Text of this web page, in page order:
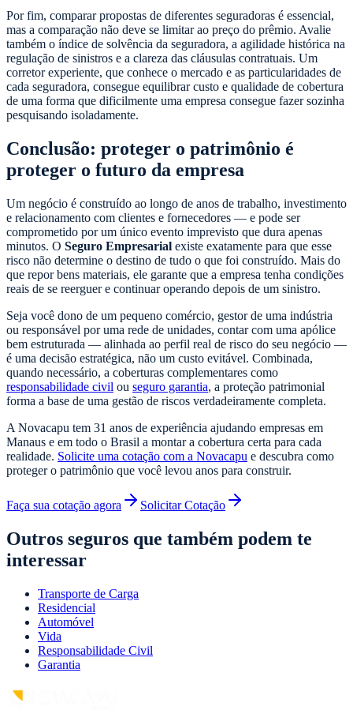
Por fim, comparar propostas de diferentes seguradoras é essencial,
mas a comparação não deve se limitar ao preço do prêmio. Avalie
também o índice de solvência da seguradora, a agilidade histórica na
regulação de sinistros e a clareza das cláusulas contratuais. Um
corretor experiente, que conhece o mercado e as particularidades de
cada seguradora, consegue equilibrar custo e qualidade de cobertura
de uma forma que dificilmente uma empresa consegue fazer sozinha
pesquisando isoladamente.
Conclusão: proteger o patrimônio é
proteger o futuro da empresa
Um negócio é construído ao longo de anos de trabalho, investimento
e relacionamento com clientes e fornecedores — e pode ser
comprometido por um único evento imprevisto que dura apenas
minutos. O Seguro Empresarial existe exatamente para que esse
risco não determine o destino de tudo o que foi construído. Mais do
que repor bens materiais, ele garante que a empresa tenha condições
reais de se reerguer e continuar operando depois de um sinistro.
Seja você dono de um pequeno comércio, gestor de uma indústria
ou responsável por uma rede de unidades, contar com uma apólice
bem estruturada — alinhada ao perfil real de risco do seu negócio —
é uma decisão estratégica, não um custo evitável. Combinada,
quando necessário, a coberturas complementares como
responsabilidade civil ou seguro garantia, a proteção patrimonial
forma a base de uma gestão de riscos verdadeiramente completa.
A Novacapu tem 31 anos de experiência ajudando empresas em
Manaus e em todo o Brasil a montar a cobertura certa para cada
realidade. Solicite uma cotação com a Novacapu e descubra como
proteger o patrimônio que você levou anos para construir.
Faça sua cotação agora Solicitar Cotação
Outros seguros que também podem te
interessar
Transporte de Carga
Residencial
Automóvel
Vida
Responsabilidade Civil
Garantia